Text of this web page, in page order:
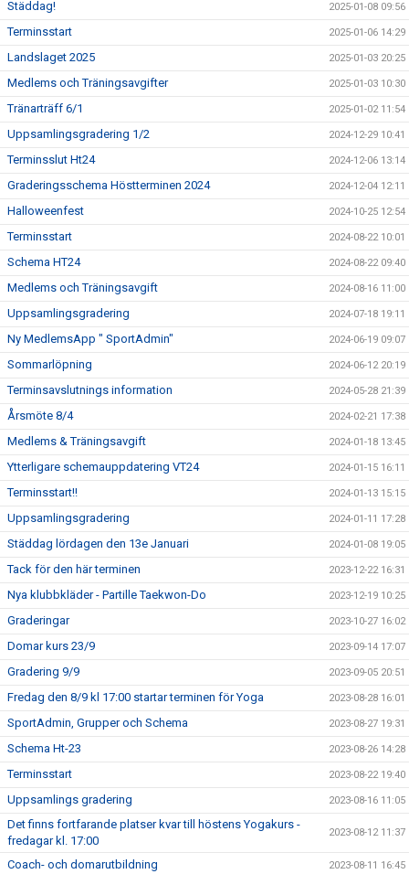
Städdag! 2025-01-08 09:56
Terminsstart 2025-01-06 14:29
Landslaget 2025 2025-01-03 20:25
Medlems och Träningsavgifter 2025-01-03 10:30
Tränarträff 6/1 2025-01-02 11:54
Uppsamlingsgradering 1/2 2024-12-29 10:41
Terminsslut Ht24 2024-12-06 13:14
Graderingsschema Höstterminen 2024 2024-12-04 12:11
Halloweenfest 2024-10-25 12:54
Terminsstart 2024-08-22 10:01
Schema HT24 2024-08-22 09:40
Medlems och Träningsavgift 2024-08-16 11:00
Uppsamlingsgradering 2024-07-18 19:11
Ny MedlemsApp " SportAdmin" 2024-06-19 09:07
Sommarlöpning 2024-06-12 20:19
Terminsavslutnings information 2024-05-28 21:39
Årsmöte 8/4 2024-02-21 17:38
Medlems & Träningsavgift 2024-01-18 13:45
Ytterligare schemauppdatering VT24 2024-01-15 16:11
Terminsstart!! 2024-01-13 15:15
Uppsamlingsgradering 2024-01-11 17:28
Städdag lördagen den 13e Januari 2024-01-08 19:05
Tack för den här terminen 2023-12-22 16:31
Nya klubbkläder - Partille Taekwon-Do 2023-12-19 10:25
Graderingar 2023-10-27 16:02
Domar kurs 23/9 2023-09-14 17:07
Gradering 9/9 2023-09-05 20:51
Fredag den 8/9 kl 17:00 startar terminen för Yoga 2023-08-28 16:01
SportAdmin, Grupper och Schema 2023-08-27 19:31
Schema Ht-23 2023-08-26 14:28
Terminsstart 2023-08-22 19:40
Uppsamlings gradering 2023-08-16 11:05
Det finns fortfarande platser kvar till höstens Yogakurs -
fredagar kl. 17:00
2023-08-12 11:37
Coach- och domarutbildning 2023-08-11 16:45